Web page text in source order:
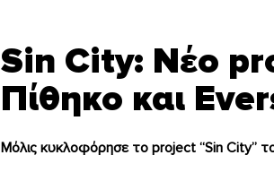
Sin City: Νέο
Πίθηκο και
Μόλις κυκλοφόρησε το project “Sin City”